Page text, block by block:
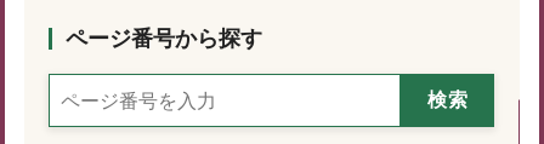
ページ番号から探す